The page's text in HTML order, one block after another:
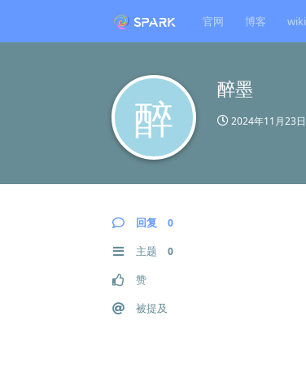
官网 博客 wiki
醉
醉墨
2024年11月23日
回复 0
主题 0
赞
被提及